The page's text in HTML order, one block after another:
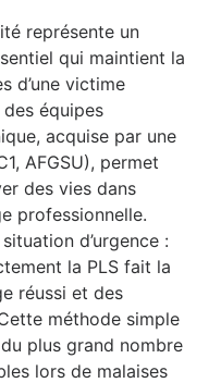
représente un
qui maintient la
d’une victime
des équipes
acquise par une
AFGSU), permet
des vies dans
professionnelle.
d’urgence :
la PLS fait la
réussi et des
méthode simple
plus grand nombre
lors de malaises